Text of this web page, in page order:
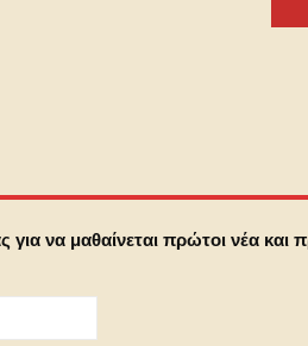
να μαθαίνεται πρώτοι νέα και